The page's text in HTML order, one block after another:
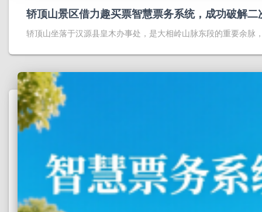
轿顶山景区借力趣买票智慧票务系统，成功破解
轿顶山坐落于汉源县皇木办事处，是大相岭山脉东段的重要余脉